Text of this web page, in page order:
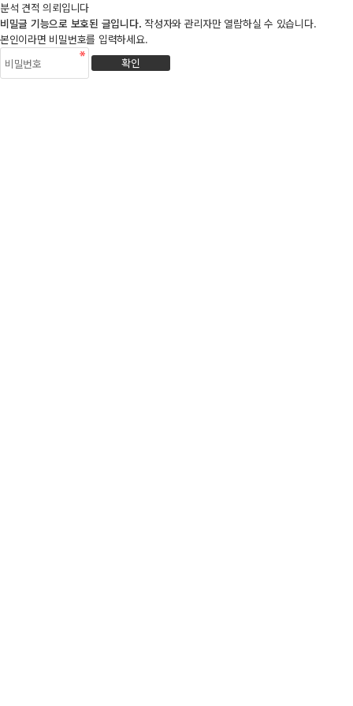
분석 견적 의뢰입니다
비밀글 기능으로 보호된 글입니다. 작성자와 관리자만 열람하실 수 있습니다.
본인이라면 비밀번호를 입력하세요.